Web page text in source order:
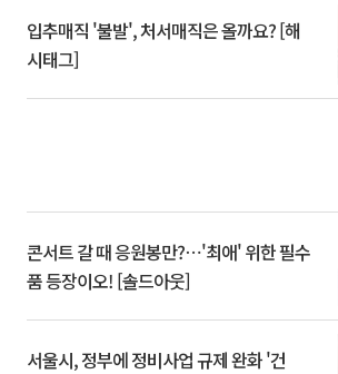
입추매직 '불발', 처서매직은 올까요? [해
시태그]
콘서트 갈 때 응원봉만?⋯'최애' 위한 필수
품 등장이오! [솔드아웃]
서울시, 정부에 정비사업 규제 완화 '건